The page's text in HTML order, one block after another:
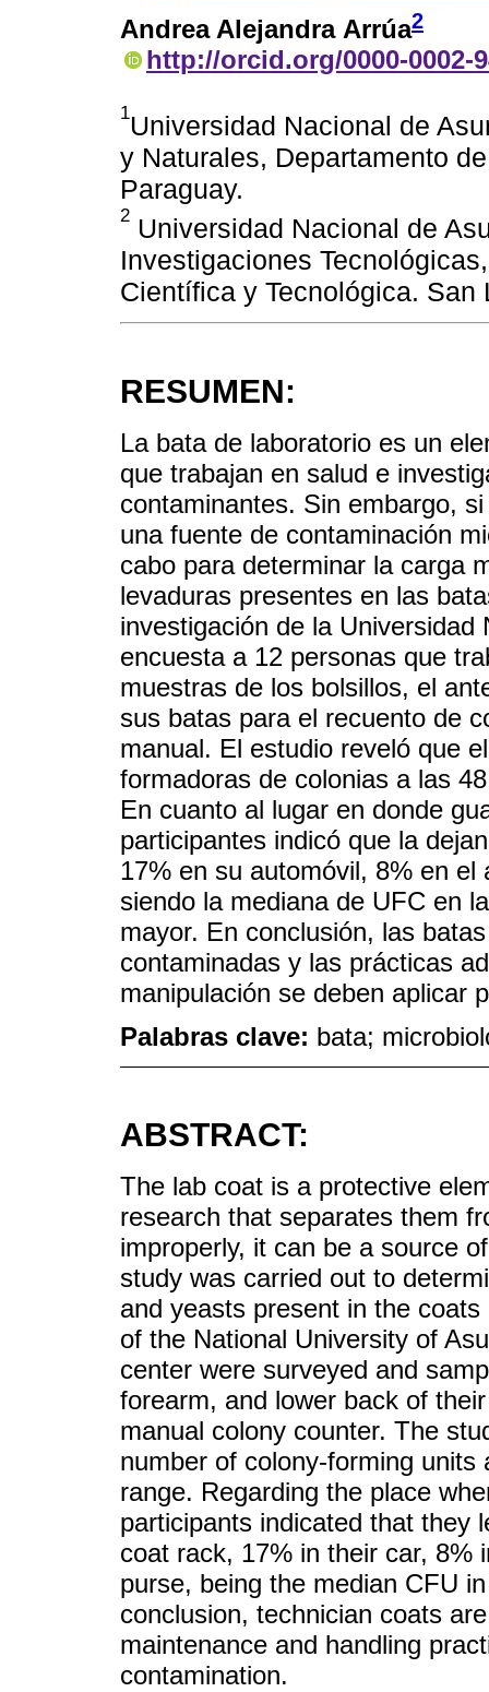
Andrea Alejandra Arrúa2
http://orcid.org/0000-0002-
1Universidad Nacional de
y Naturales, Departamento
Paraguay.
2 Universidad Nacional de
Investigaciones
Científica y Tecnológica. San
RESUMEN:
La bata de laboratorio es un
que trabajan en salud e
contaminantes. Sin embargo,
una fuente de contaminación
cabo para determinar la carga
levaduras presentes en las
investigación de la
encuesta a 12 personas que
muestras de los bolsillos, el
sus batas para el recuento de
manual. El estudio reveló que
formadoras de colonias a las
En cuanto al lugar en donde
participantes indicó que la
17% en su automóvil, 8% en
siendo la mediana de UFC en
mayor. En conclusión, las
contaminadas y las prácticas
manipulación se deben aplicar
Palabras clave: bata;
ABSTRACT:
The lab coat is a protective
research that separates them
improperly, it can be a source
study was carried out to
and yeasts present in the
of the National University of
center were surveyed and
forearm, and lower back of
manual colony counter. The
number of colony-forming
range. Regarding the place
participants indicated that they
coat rack, 17% in their car, 8%
purse, being the median CFU
conclusion, technician coats
maintenance and handling
contamination.